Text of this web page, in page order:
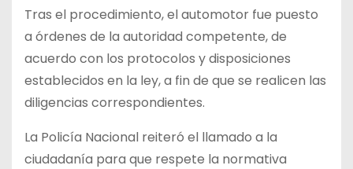
Tras el procedimiento, el automotor fue puesto
a órdenes de la autoridad competente, de
acuerdo con los protocolos y disposiciones
establecidos en la ley, a fin de que se realicen las
diligencias correspondientes.
La Policía Nacional reiteró el llamado a la
ciudadanía para que respete la normativa